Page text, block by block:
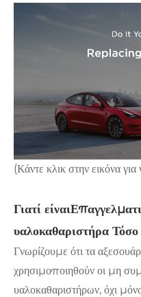
(Κάντε κλικ στην εικόνα
Γιατί είναι
υαλοκαθαριστήρα Τόσο
Γνωρίζουμε ότι τα
χρησιμοποιηθούν οι μη
υαλοκαθαριστήρων, όχι